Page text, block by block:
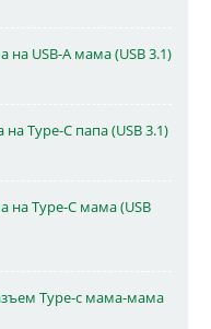
на USB-A мама (USB 3.1)
Type-C папа (USB 3.1)
на Type-C мама (USB
Type-c мама-мама